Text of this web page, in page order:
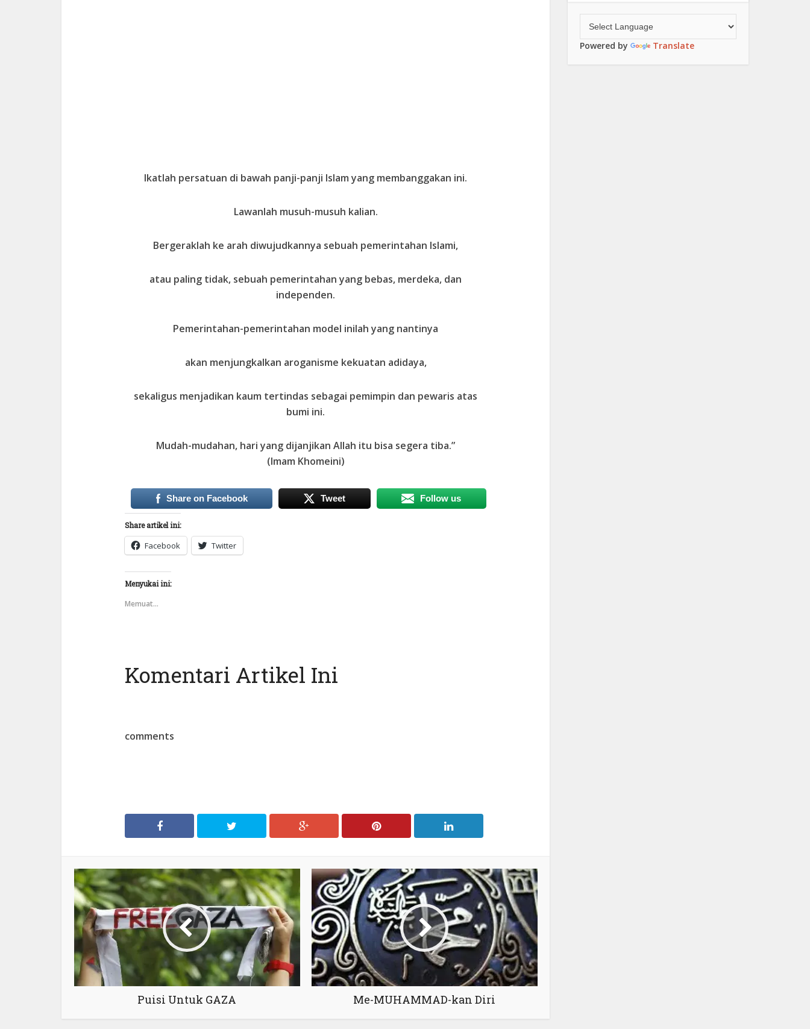
Ikatlah persatuan di bawah panji-panji Islam yang membanggakan ini.
Lawanlah musuh-musuh kalian.
Bergeraklah ke arah diwujudkannya sebuah pemerintahan Islami,
atau paling tidak, sebuah pemerintahan yang bebas, merdeka, dan
independen.
Pemerintahan-pemerintahan model inilah yang nantinya
akan menjungkalkan aroganisme kekuatan adidaya,
sekaligus menjadikan kaum tertindas sebagai pemimpin dan pewaris atas
bumi ini.
Mudah-mudahan, hari yang dijanjikan Allah itu bisa segera tiba.”
(Imam Khomeini)
Share on Facebook Tweet Follow us
Share artikel ini:
Facebook Twitter
Menyukai ini:
Memuat...
Komentari Artikel Ini
comments
Puisi Untuk GAZA Me-MUHAMMAD-kan Diri
Powered by Translate